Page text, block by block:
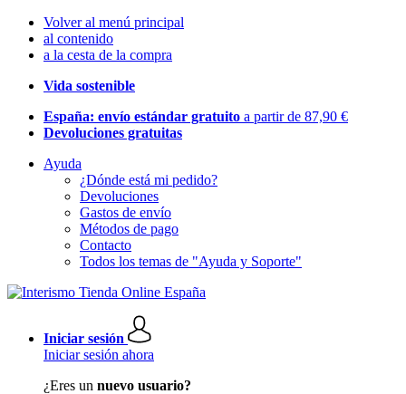
Volver al menú principal
al contenido
a la cesta de la compra
Vida sostenible
España: envío estándar gratuito a partir de 87,90 €
Devoluciones gratuitas
Ayuda
¿Dónde está mi pedido?
Devoluciones
Gastos de envío
Métodos de pago
Contacto
Todos los temas de "Ayuda y Soporte"
Iniciar sesión
Iniciar sesión ahora
¿Eres un nuevo usuario?